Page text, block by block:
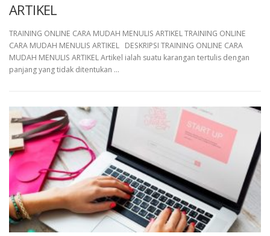
ARTIKEL
TRAINING ONLINE CARA MUDAH MENULIS ARTIKEL TRAINING ONLINE
CARA MUDAH MENULIS ARTIKEL DESKRIPSI TRAINING ONLINE CARA
MUDAH MENULIS ARTIKEL Artikel ialah suatu karangan tertulis dengan
panjang yang tidak ditentukan …